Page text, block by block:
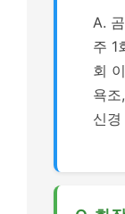
A.
주 1
회
욕
신